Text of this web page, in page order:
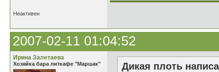
Неактивен
2007-02-11 01:04:52
Ирина Залетаева
Хозяйка бара литкафе "Маршак"
Дикая плоть